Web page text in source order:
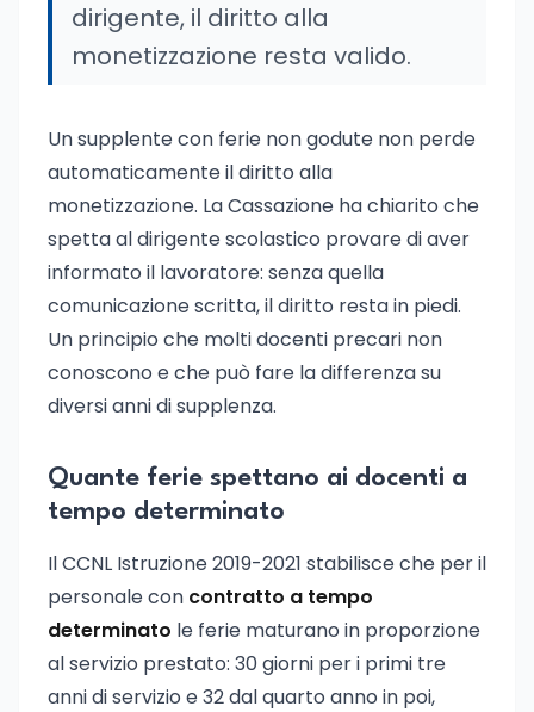
dirigente, il diritto alla
monetizzazione resta valido.
Un supplente con ferie non godute non perde
automaticamente il diritto alla
monetizzazione. La Cassazione ha chiarito che
spetta al dirigente scolastico provare di aver
informato il lavoratore: senza quella
comunicazione scritta, il diritto resta in piedi.
Un principio che molti docenti precari non
conoscono e che può fare la differenza su
diversi anni di supplenza.
Quante ferie spettano ai docenti a
tempo determinato
Il CCNL Istruzione 2019-2021 stabilisce che per il
personale con contratto a tempo
determinato le ferie maturano in proporzione
al servizio prestato: 30 giorni per i primi tre
anni di servizio e 32 dal quarto anno in poi,